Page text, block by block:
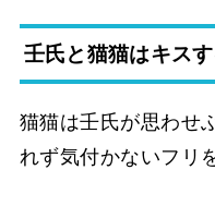
壬氏と猫猫はキス
猫猫は壬氏が思わせ
れず気付かないフリ